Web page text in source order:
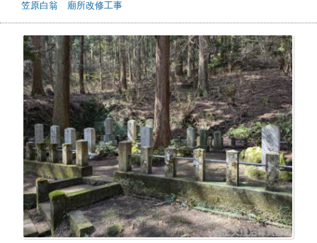
笠原白翁 廟所改修工事